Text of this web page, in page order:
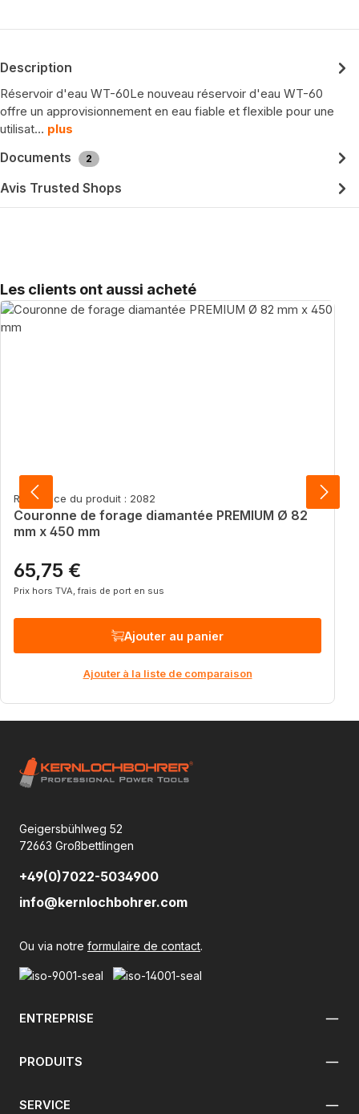
Description
Réservoir d'eau WT-60Le nouveau réservoir d'eau WT-60
offre un approvisionnement en eau fiable et flexible pour une
utilisat… plus
Documents 2
Avis Trusted Shops
Sauter la galerie de produits
Les clients ont aussi acheté
Référence du produit : 2082
Couronne de forage diamantée PREMIUM Ø 82
mm x 450 mm
Prix régulier :
65,75 €
Prix hors TVA, frais de port en sus
Ajouter au panier
Ajouter à la liste de comparaison
Geigersbühlweg 52
72663 Großbettlingen
+49(0)7022-5034900
info@kernlochbohrer.com
Ou via notre formulaire de contact.
ENTREPRISE
PRODUITS
SERVICE